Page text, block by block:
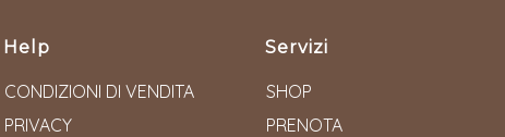
Help
CONDIZIONI DI VENDITA
PRIVACY
Servizi
SHOP
PRENOTA